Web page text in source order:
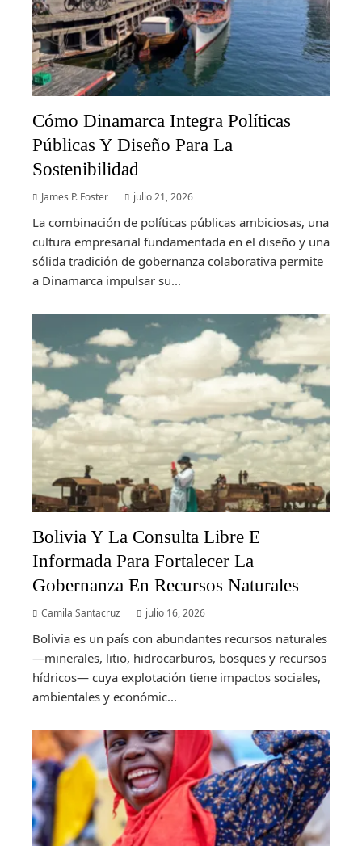
Cómo Dinamarca Integra Políticas
Públicas Y Diseño Para La
Sostenibilidad
James P. Foster julio 21, 2026
La combinación de políticas públicas ambiciosas, una
cultura empresarial fundamentada en el diseño y una
sólida tradición de gobernanza colaborativa permite
a Dinamarca impulsar su...
Bolivia Y La Consulta Libre E
Informada Para Fortalecer La
Gobernanza En Recursos Naturales
Camila Santacruz julio 16, 2026
Bolivia es un país con abundantes recursos naturales
—minerales, litio, hidrocarburos, bosques y recursos
hídricos— cuya explotación tiene impactos sociales,
ambientales y económic...